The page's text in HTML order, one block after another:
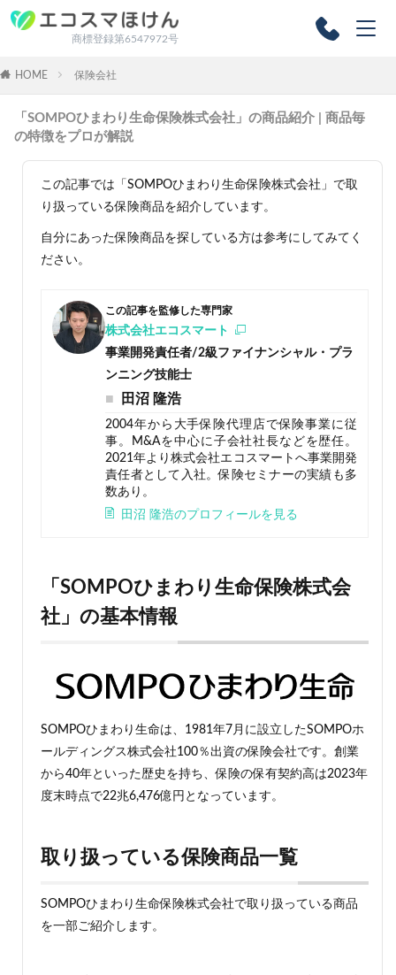
商標登録第6547972号
HOME 保険会社
「SOMPOひまわり生命保険株式会社」の商品紹介 | 商品毎
の特徴をプロが解説
この記事では「SOMPOひまわり生命保険株式会社」で取
り扱っている保険商品を紹介しています。
自分にあった保険商品を探している方は参考にしてみてく
ださい。
この記事を監修した専門家
株式会社エコスマート
事業開発責任者/2級ファイナンシャル・プラ
ンニング技能士
田沼 隆浩
2004年から大手保険代理店で保険事業に従
事。M&Aを中心に子会社社長などを歴任。
2021年より株式会社エコスマートへ事業開発
責任者として入社。保険セミナーの実績も多
数あり。
田沼 隆浩のプロフィールを見る
「SOMPOひまわり生命保険株式会
社」の基本情報
SOMPOひまわり生命は、1981年7月に設立したSOMPOホ
ールディングス株式会社100％出資の保険会社です。創業
から40年といった歴史を持ち、保険の保有契約高は2023年
度末時点で22兆6,476億円となっています。
取り扱っている保険商品一覧
SOMPOひまわり生命保険株式会社で取り扱っている商品
を一部ご紹介します。